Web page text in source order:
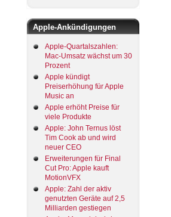
Apple-Ankündigungen
Apple-Quartalszahlen:
Mac-Umsatz wächst um 30
Prozent
Apple kündigt
Preiserhöhung für Apple
Music an
Apple erhöht Preise für
viele Produkte
Apple: John Ternus löst
Tim Cook ab und wird
neuer CEO
Erweiterungen für Final
Cut Pro: Apple kauft
MotionVFX
Apple: Zahl der aktiv
genutzten Geräte auf 2,5
Milliarden gestiegen